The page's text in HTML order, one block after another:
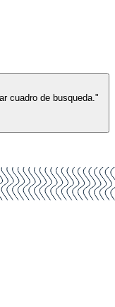
cuadro de busqueda."